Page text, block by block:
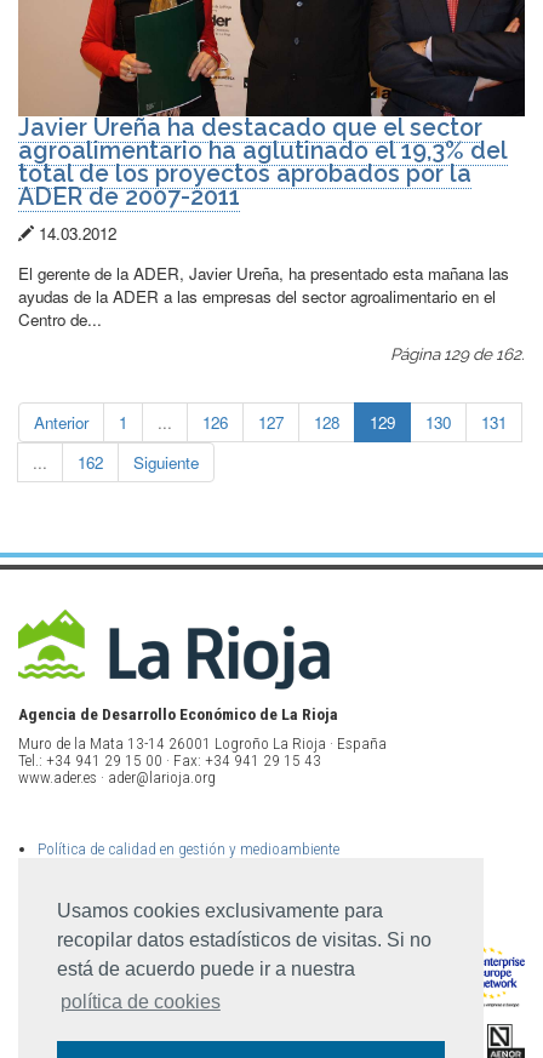
Usamos cookies exclusivamente para
recopilar datos estadísticos de visitas. Si no
está de acuerdo puede ir a nuestra
política de cookies
Javier Ureña ha destacado que el sector
agroalimentario ha aglutinado el 19,3% del
total de los proyectos aprobados por la
ADER de 2007-2011
Fecha
publicación:
14.03.2012
El gerente de la ADER, Javier Ureña, ha presentado esta mañana las
ayudas de la ADER a las empresas del sector agroalimentario en el
Centro de...
Página 129 de 162.
Anterior 1 ... 126 127 128 129 130
131
...
162 Siguiente
Agencia de Desarrollo Económico de La Rioja
Muro de la Mata 13-14 26001 Logroño La Rioja · España
Tel.: +34 941 29 15 00 · Fax: +34 941 29 15 43
www.ader.es · ader@larioja.org
Política de calidad en gestión y medioambiente
Mapa del sitio